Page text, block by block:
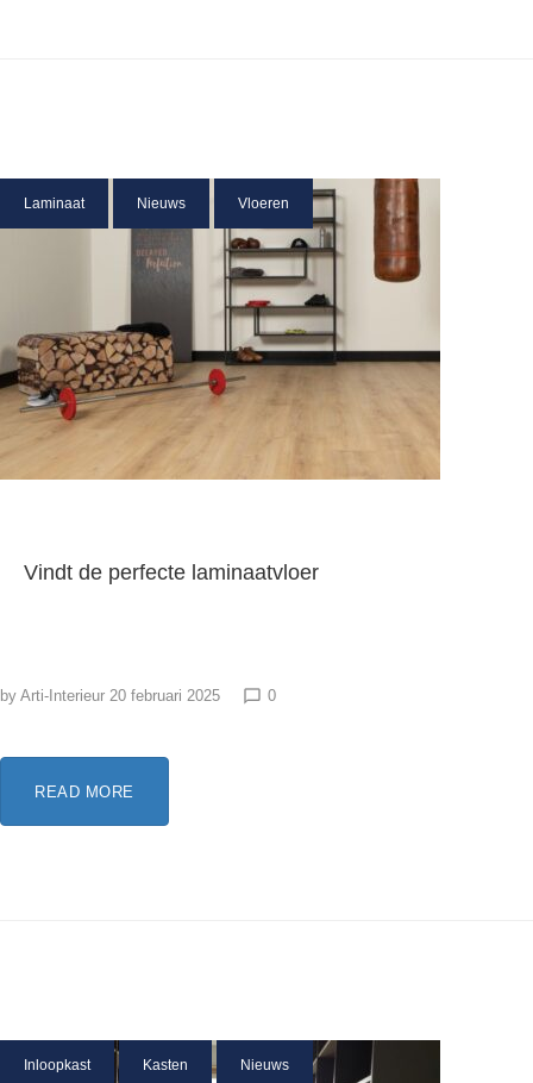
Laminaat Nieuws Vloeren
Vindt de perfecte laminaatvloer
by Arti-Interieur 20 februari 2025 chat_bubble_outline 0
READ MORE
Inloopkast Kasten Nieuws